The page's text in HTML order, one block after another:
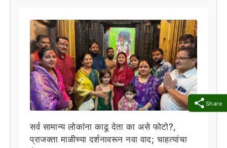
Share
सर्व सामान्य लोकांना काढू देता का असे फोटो?,
प्राजक्ता माळीच्या दर्शनावरून नवा वाद; चाहत्यांचा